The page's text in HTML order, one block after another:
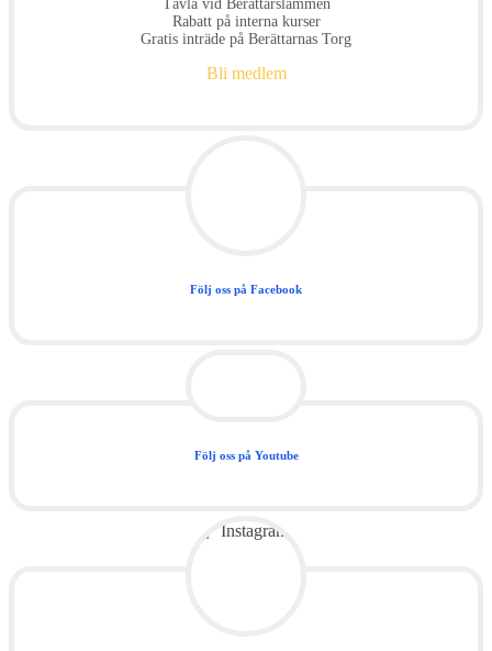
Tävla vid Berättarslammen
Rabatt på interna kurser
Gratis inträde på Berättarnas Torg
Bli medlem
Följ oss på Facebook
Följ oss på Youtube